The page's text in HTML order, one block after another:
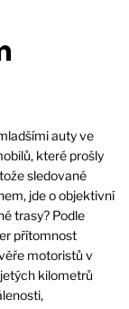
auty ve
které prošly
sledované
jde o objektivní
trasy? Podle
přítomnost
motoristů v
kilometrů